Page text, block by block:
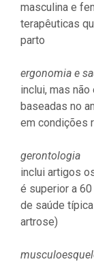
masculina e
terapêuticas
parto
ergonomia e
inclui, mas
baseadas no
em condições
gerontologia
inclui artigos
é superior a
de saúde
artrose)